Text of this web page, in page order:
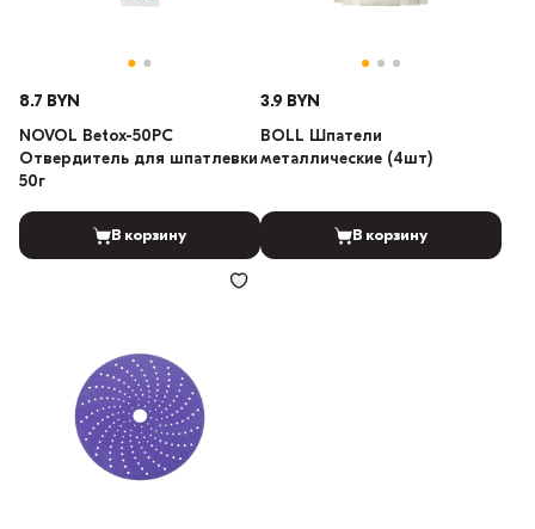
8.7 BYN
NOVOL Betox-50PC
Отвердитель для шпатлевки
50г
В корзину
3.9 BYN
BOLL Шпатели
металлические (4шт)
В корзину